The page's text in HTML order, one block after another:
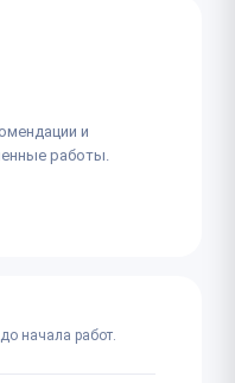
и
работы.
начала работ.